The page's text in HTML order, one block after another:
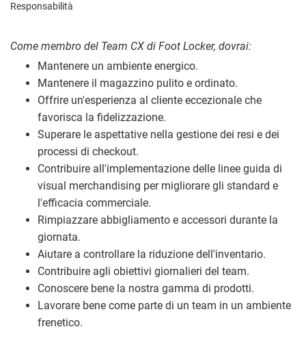
Responsabilità
Come membro del Team CX di Foot Locker, dovrai:
Mantenere un ambiente energico.
Mantenere il magazzino pulito e ordinato.
Offrire un'esperienza al cliente eccezionale che
favorisca la fidelizzazione.
Superare le aspettative nella gestione dei resi e dei
processi di checkout.
Contribuire all'implementazione delle linee guida di
visual merchandising per migliorare gli standard e
l'efficacia commerciale.
Rimpiazzare abbigliamento e accessori durante la
giornata.
Aiutare a controllare la riduzione dell'inventario.
Contribuire agli obiettivi giornalieri del team.
Conoscere bene la nostra gamma di prodotti.
Lavorare bene come parte di un team in un ambiente
frenetico.